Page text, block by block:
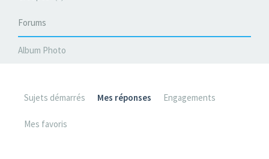
Forums
Album Photo
Sujets démarrés Mes réponses Engagements
Mes favoris